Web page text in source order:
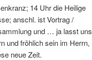
14 Uhr die Heilige
anschl. ist Vortrag /
und … ja lasst uns
und fröhlich sein im Herrn,
neue Zeit.